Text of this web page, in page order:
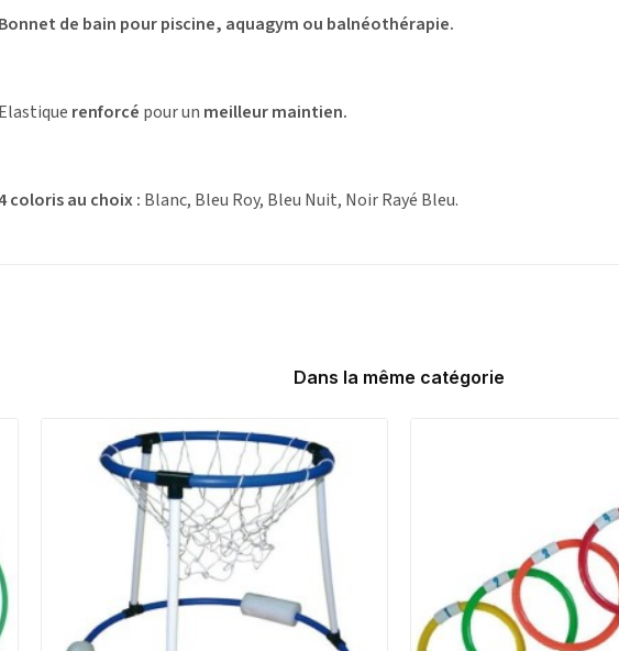
Bonnet de bain pour piscine, aquagym ou balnéothérapie.
Elastique renforcé pour un meilleur maintien.
coloris au choix : Blanc, Bleu Roy, Bleu Nuit, Noir Rayé Bleu.
Dans la même catégorie